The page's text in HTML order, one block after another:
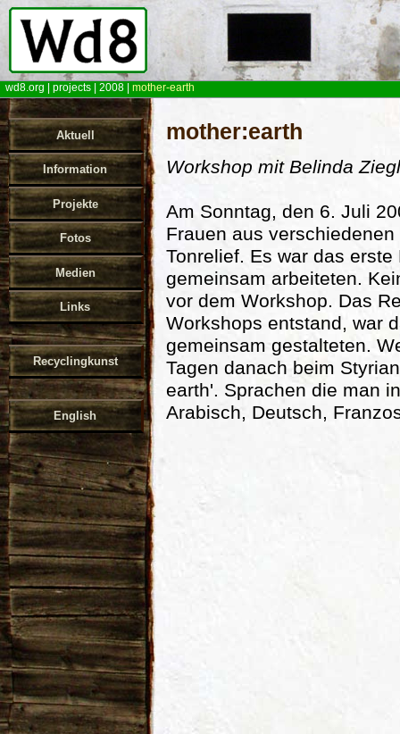
wd8.org projects 2008 mother-earth
Aktuell
Information
Projekte
Fotos
Medien
Links
Recyclingkunst
English
mother:earth
Workshop mit Belinda
Am Sonntag, den 6. Juli
Frauen aus
Tonrelief. Es war das
gemeinsam arbeiteten.
vor dem Workshop. Das
Workshops entstand, war
gemeinsam gestalteten.
Tagen danach beim
earth'. Sprachen die man
Arabisch, Deutsch,